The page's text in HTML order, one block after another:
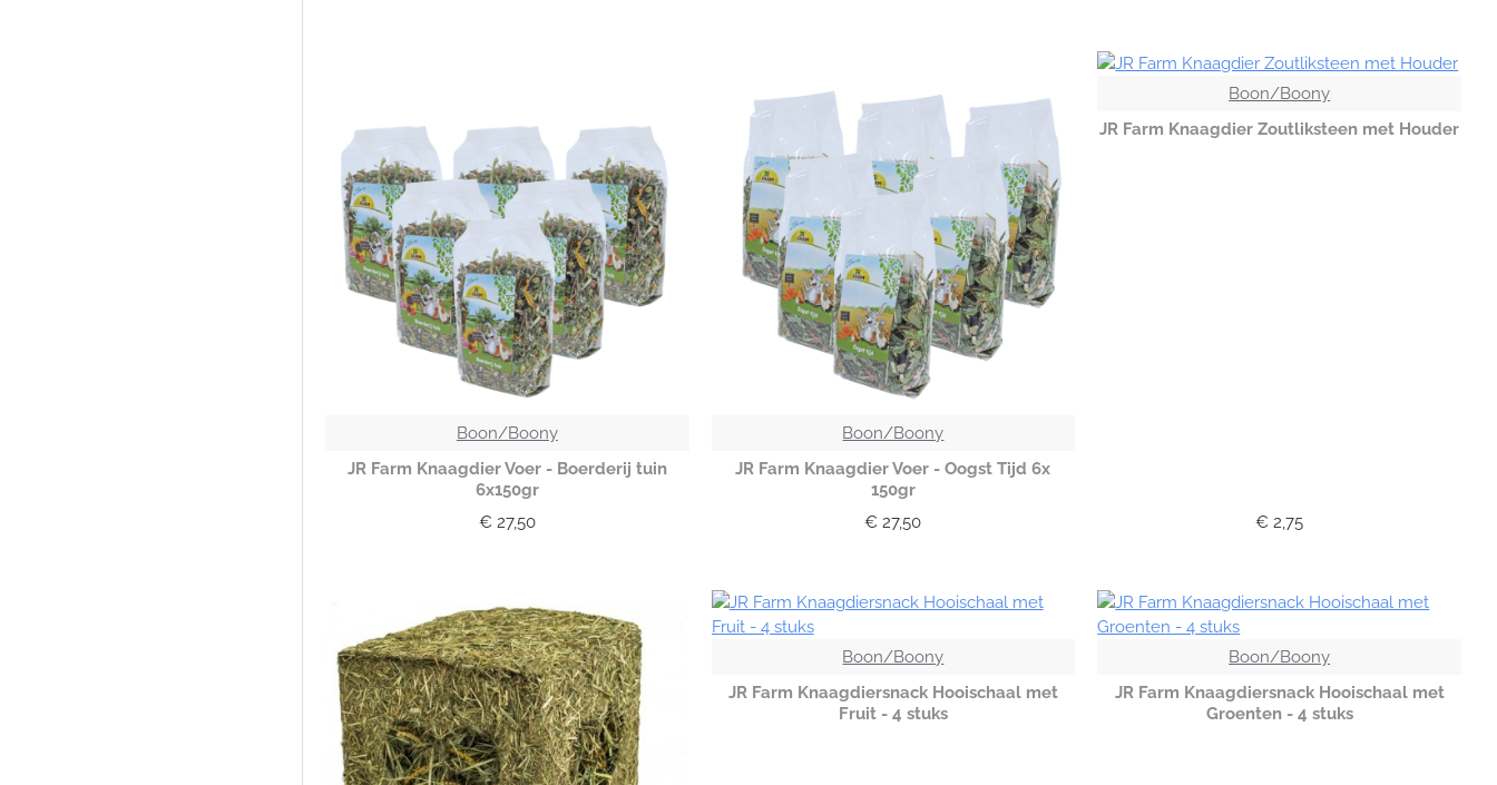
Boon/Boony
JR Farm Knaagdier Voer - Boerderij tuin
6x150gr
€ 27,50
Boon/Boony
JR Farm Knaagdier Voer - Oogst Tijd 6x
150gr
€ 27,50
Boon/Boony
JR Farm Knaagdier Zoutliksteen met Houder
€ 2,75
Boon/Boony
JR Farm Knaagdiersnack Hooischaal met
Fruit - 4 stuks
Boon/Boony
JR Farm Knaagdiersnack Hooischaal met
Groenten - 4 stuks